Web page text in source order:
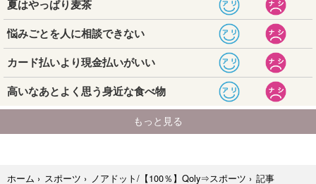
ホーム › スポーツ › ノアドット/【100％】Qoly⇒スポーツ › 記事